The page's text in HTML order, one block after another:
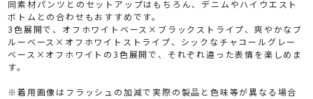
同素材パンツとのセットアップはもちろん、デニムやハイウエスト
ボトムとの合わせもおすすめです。
3色展開で、オフホワイトベース×ブラックストライプ、爽やかなブ
ルーベース×オフホワイトストライプ、シックなチャコールグレー
ベース×オフホワイトの3色展開で、それぞれ違った表情を楽しめま
す。
※着用画像はフラッシュの加減で実際の製品と色味等が異なる場合